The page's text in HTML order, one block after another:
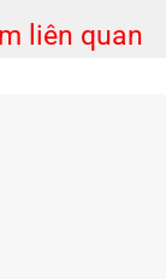
liên quan